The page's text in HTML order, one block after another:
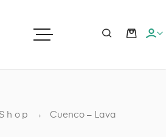
Cuenco – Lava